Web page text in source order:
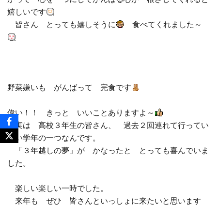
嬉しいです
皆さん とっても嬉しそうに
食べてくれました～
野菜嫌いも がんばって 完食です
偉い！！ きっと いいことありますよ～
実は 高校３年生の皆さん、 過去２回連れて行ってい
ない学年の一つなんです。
「３年越しの夢」が かなったと とっても喜んでいま
した。
楽しい楽しい一時でした。
来年も ぜひ 皆さんといっしょに来たいと思います